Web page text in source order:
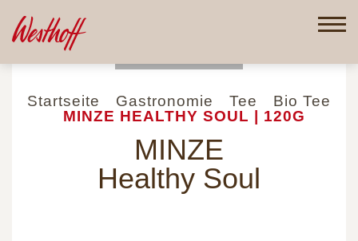
zum
Startseite Gastronomie Tee
Bio Tee
MINZE HEALTHY SOUL | 120G
MINZE
Healthy Soul